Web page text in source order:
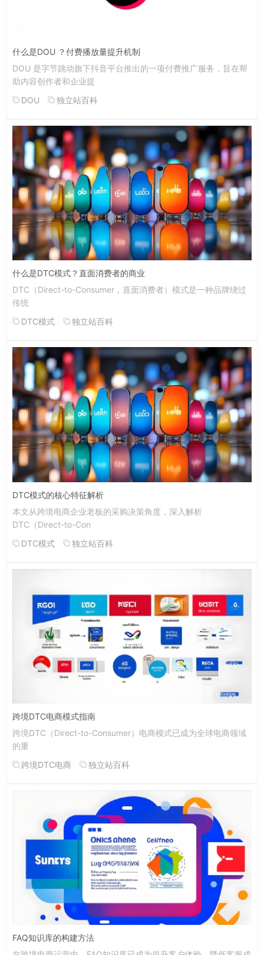
什么是DOU ？付费播放量提升机制
DOU 是字节跳动旗下抖音平台推出的一项付费推广服务，旨在帮
助内容创作者和企业提
DOU
独立站百科
什么是DTC模式？直面消费者的商业
DTC（Direct-to-Consumer，直面消费者）模式是一种品牌绕过
传统
DTC模式
独立站百科
DTC模式的核心特征解析
本文从跨境电商企业老板的采购决策角度，深入解析
DTC（Direct-to-Con
DTC模式
独立站百科
跨境DTC电商模式指南
跨境DTC（Direct-to-Consumer）电商模式已成为全球电商领域
的重
跨境DTC电商
独立站百科
FAQ知识库的构建方法